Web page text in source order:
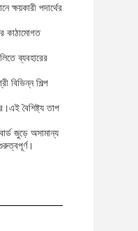
পদার্থের
কাঠামোগত
ব্যবহারের
বিভিন্ন শিল্প
বৈশিষ্ট্য তাপ
জুড়ে অসামান্য